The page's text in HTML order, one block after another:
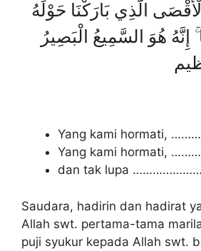
الَّذِي بَارَكْنَا حَوْلَهُ
إِنَّهُ هُوَ السَّمِيعُ الْبَصِيرُ
Yang kami hormati,
Yang kami hormati,
dan tak lupa
Saudara, hadirin dan hadirat
Allah swt. pertama-tama
puji syukur kepada Allah swt.